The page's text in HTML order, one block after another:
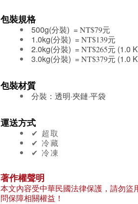
包裝規格
500g(分裝) =NT$79元
1.0kg(分裝) =NT$139元
2.0kg(分裝) =NT$265元 (1.0
3.0kg(分裝) =NT$379元 (1.0
包裝材質
分裝：透明·夾鏈·平袋
運送方式
✔︎ 超取
✔︎ 冷藏
✔︎ 冷凍
著作權聲明
本文內容受中華民國法律保護，請勿
問保障相關權益！